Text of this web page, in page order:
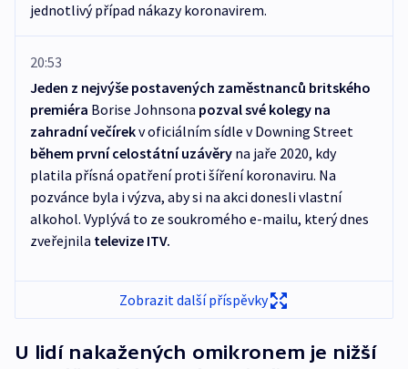
jednotlivý případ nákazy koronavirem.
20:53
Jeden z nejvýše postavených zaměstnanců britského
premiéra Borise Johnsona pozval své kolegy na
zahradní večírekv oficiálním sídle v Downing Street
během první celostátní uzávěry na jaře 2020, kdy
platila přísná opatření proti šíření koronaviru. Na
pozvánce byla i výzva, aby si na akci donesli vlastní
alkohol. Vyplývá to ze soukromého e-mailu, který dnes
zveřejnila televize ITV.
Zobrazit další příspěvky
U lidí nakažených omikronem je nižší